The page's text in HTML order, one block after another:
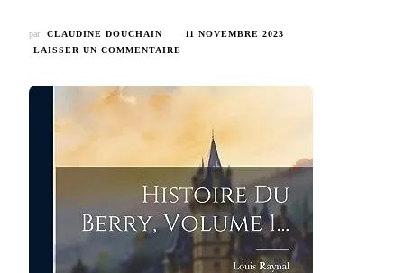
par CLAUDINE DOUCHAIN
11 NOVEMBRE 2023
LAISSER UN COMMENTAIRE
BERRY
1845
PAR
LOUIS
RAYNAL